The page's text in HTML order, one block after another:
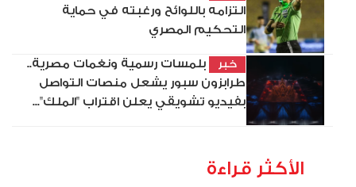
التزامه باللوائح ورغبته في حماية
التحكيم المصري
خبر
بلمسات رسمية ونغمات مصرية..
طرابزون سبور يشعل منصات التواصل
بفيديو تشويقي يعلن اقتراب "الملك"...
الأكثر قراءة